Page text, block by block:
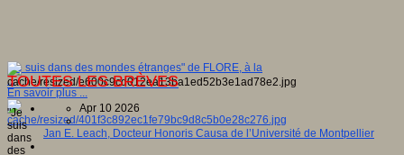
"Je suis dans des mondes étranges" de FLORE, à la
...
En savoir plus ...
"Je
suis
dans
des
TOUTES LES BRÈVES
Apr 10 2026
Jan E. Leach, Docteur Honoris Causa de l’Université de Montpellier